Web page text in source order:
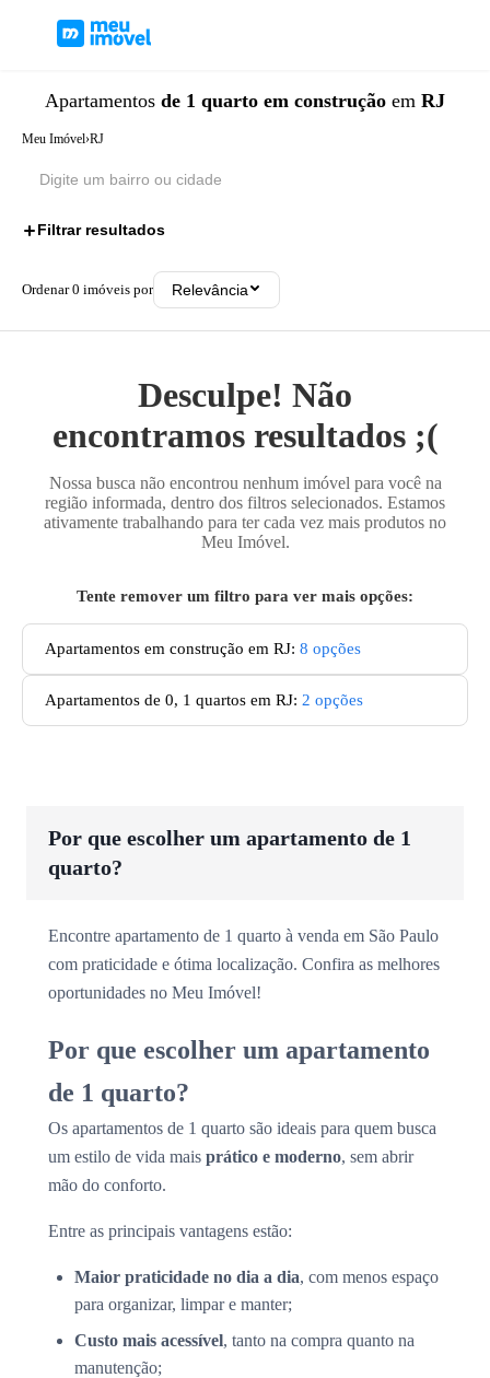
Apartamentos de 1 quarto em construção em RJ
Meu Imóvel›RJ
Filtrar resultados
Ordenar0 imóveis por Relevância
Desculpe! Não
encontramos resultados ;(
Nossa busca não encontrou nenhum imóvel para você na
região informada, dentro dos filtros selecionados. Estamos
ativamente trabalhando para ter cada vez mais produtos no
Meu Imóvel.
Tente remover um filtro para ver mais opções:
Apartamentos em construção em RJ: 8 opções
Apartamentos de 0, 1 quartos em RJ: 2 opções
Por que escolher um apartamento de 1
quarto?
Encontre apartamento de 1 quarto à venda em São Paulo
com praticidade e ótima localização. Confira as melhores
oportunidades no Meu Imóvel!
Por que escolher um apartamento
de 1 quarto?
Os apartamentos de 1 quarto são ideais para quem busca
um estilo de vida mais prático e moderno, sem abrir
mão do conforto.
Entre as principais vantagens estão:
Maior praticidade no dia a dia, com menos espaço
para organizar, limpar e manter;
Custo mais acessível, tanto na compra quanto na
manutenção;